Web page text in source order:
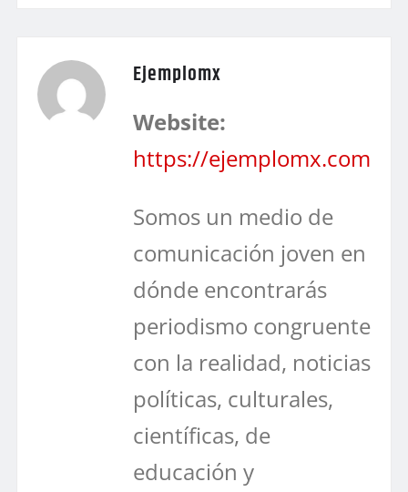
Ejemplomx
Website:
https://ejemplomx.com
Somos un medio de
comunicación joven en
dónde encontrarás
periodismo congruente
con la realidad, noticias
políticas, culturales,
científicas, de
educación y